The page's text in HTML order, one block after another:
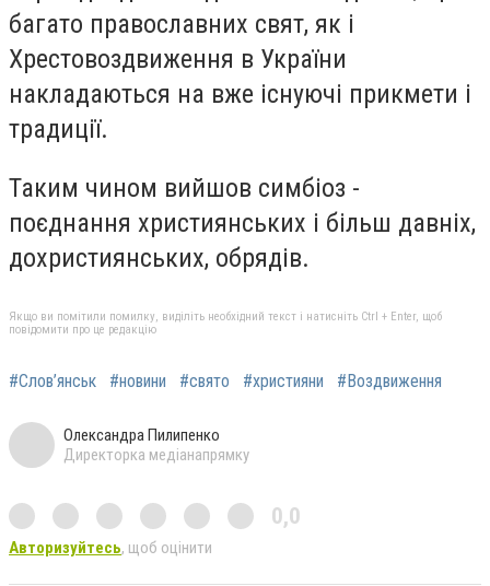
багато православних свят, як і
Хрестовоздвиження в України
накладаються на вже існуючі прикмети і
традиції.
Таким чином вийшов симбіоз -
поєднання християнських і більш давніх,
дохристиянських, обрядів.
Якщо ви помітили помилку, виділіть необхідний текст і натисніть Ctrl + Enter, щоб
повідомити про це редакцію
#Слов’янськ #новини #свято #християни #Воздвиження
Олександра Пилипенко
Директорка медіанапрямку
0,0
Авторизуйтесь, щоб оцінити